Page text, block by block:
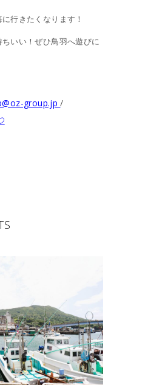
行きたくなります！
いい！ぜひ鳥羽へ遊びに
group.jp